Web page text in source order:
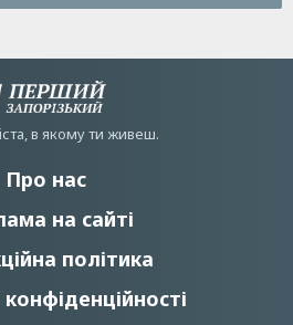
в якому ти живеш.
Про нас
на сайті
політика